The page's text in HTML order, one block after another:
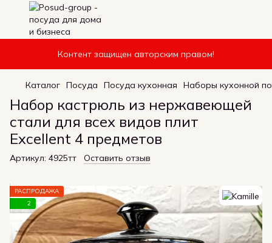
Контент защищен авторским правом!
Каталог Посуда Посуда кухонная Наборы кухонной
Набор кастрюль из нержавеющей
стали для всех видов плит
Excellent 4 предметов
Артикул: 4925тт Оставить отзыв
РАСПРОДАЖА
2